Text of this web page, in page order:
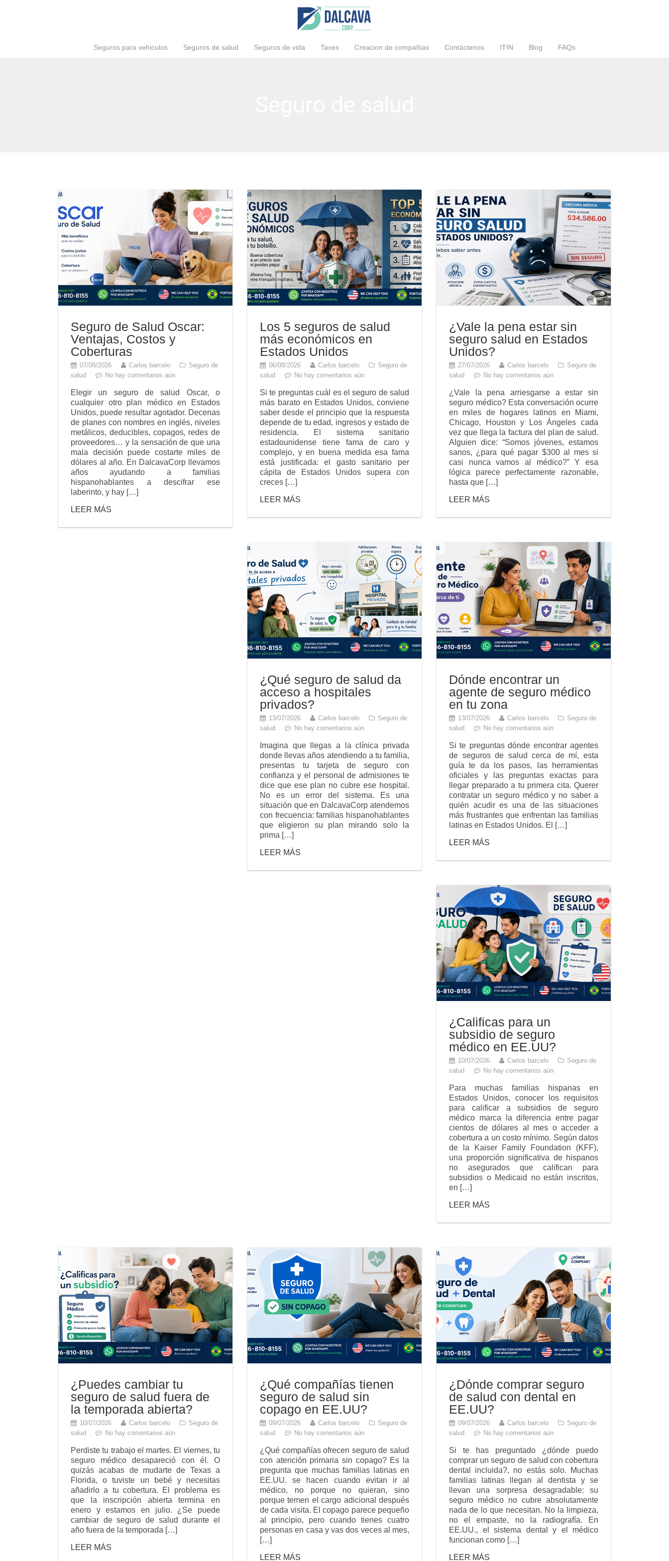
Seguros para vehiculos Seguros de salud Seguros de vida Taxes Creacion de compañias Contáctenos ITIN Blog FAQs
Seguro de Salud Oscar:
Ventajas, Costos y
Coberturas
07/08/2026 Carlos barcelo
Seguro de
salud
No hay comentarios aún
Elegir un seguro de salud Oscar, o
cualquier otro plan médico en Estados
Unidos, puede resultar agotador. Decenas
de planes con nombres en inglés, niveles
metálicos, deducibles, copagos, redes de
proveedores… y la sensación de que una
mala decisión puede costarte miles de
dólares al año. En DalcavaCorp llevamos
años ayudando a familias
hispanohablantes a descifrar ese
laberinto, y hay […]
LEER MÁS
Los 5 seguros de salud
más económicos en
Estados Unidos
06/08/2026 Carlos barcelo
Seguro de
salud
No hay comentarios aún
Si te preguntas cuál es el seguro de salud
más barato en Estados Unidos, conviene
saber desde el principio que la respuesta
depende de tu edad, ingresos y estado de
residencia. El sistema sanitario
estadounidense tiene fama de caro y
complejo, y en buena medida esa fama
está justificada: el gasto sanitario per
cápita de Estados Unidos supera con
creces […]
LEER MÁS
¿Vale la pena estar sin
seguro salud en Estados
Unidos?
27/07/2026 Carlos barcelo
Seguro de
salud
No hay comentarios aún
¿Vale la pena arriesgarse a estar sin
seguro médico? Esta conversación ocurre
en miles de hogares latinos en Miami,
Chicago, Houston y Los Ángeles cada
vez que llega la factura del plan de salud.
Alguien dice: “Somos jóvenes, estamos
sanos, ¿para qué pagar $300 al mes si
casi nunca vamos al médico?” Y esa
lógica parece perfectamente razonable,
hasta que […]
LEER MÁS
¿Qué seguro de salud da
acceso a hospitales
privados?
13/07/2026 Carlos barcelo
Seguro de
salud
No hay comentarios aún
Imagina que llegas a la clínica privada
donde llevas años atendiendo a tu familia,
presentas tu tarjeta de seguro con
confianza y el personal de admisiones te
dice que ese plan no cubre ese hospital.
No es un error del sistema. Es una
situación que en DalcavaCorp atendemos
con frecuencia: familias hispanohablantes
que eligieron su plan mirando solo la
prima […]
LEER MÁS
Dónde encontrar un
agente de seguro médico
en tu zona
13/07/2026 Carlos barcelo
Seguro de
salud
No hay comentarios aún
Si te preguntas dónde encontrar agentes
de seguros de salud cerca de mí, esta
guía te da los pasos, las herramientas
oficiales y las preguntas exactas para
llegar preparado a tu primera cita. Querer
contratar un seguro médico y no saber a
quién acudir es una de las situaciones
más frustrantes que enfrentan las familias
latinas en Estados Unidos. El […]
LEER MÁS
¿Calificas para un
subsidio de seguro
médico en EE.UU?
10/07/2026 Carlos barcelo
Seguro de
salud
No hay comentarios aún
Para muchas familias hispanas en
Estados Unidos, conocer los requisitos
para calificar a subsidios de seguro
médico marca la diferencia entre pagar
cientos de dólares al mes o acceder a
cobertura a un costo mínimo. Según datos
de la Kaiser Family Foundation (KFF),
una proporción significativa de hispanos
no asegurados que califican para
subsidios o Medicaid no están inscritos,
en […]
LEER MÁS
¿Puedes cambiar tu
seguro de salud fuera de
la temporada abierta?
10/07/2026 Carlos barcelo
Seguro de
salud
No hay comentarios aún
Perdiste tu trabajo el martes. El viernes, tu
seguro médico desapareció con él. O
quizás acabas de mudarte de Texas a
Florida, o tuviste un bebé y necesitas
añadirlo a tu cobertura. El problema es
que la inscripción abierta termina en
enero y estamos en julio. ¿Se puede
cambiar de seguro de salud durante el
año fuera de la temporada […]
LEER MÁS
¿Qué compañías tienen
seguro de salud sin
copago en EE.UU?
09/07/2026 Carlos barcelo
Seguro de
salud
No hay comentarios aún
¿Qué compañías ofrecen seguro de salud
con atención primaria sin copago? Es la
pregunta que muchas familias latinas en
EE.UU. se hacen cuando evitan ir al
médico, no porque no quieran, sino
porque temen el cargo adicional después
de cada visita. El copago parece pequeño
al principio, pero cuando tienes cuatro
personas en casa y vas dos veces al mes,
[…]
LEER MÁS
¿Dónde comprar seguro
de salud con dental en
EE.UU?
09/07/2026 Carlos barcelo
Seguro de
salud
No hay comentarios aún
Si te has preguntado ¿dónde puedo
comprar un seguro de salud con cobertura
dental incluida?, no estás solo. Muchas
familias latinas llegan al dentista y se
llevan una sorpresa desagradable: su
seguro médico no cubre absolutamente
nada de lo que necesitan. No la limpieza,
no el empaste, no la radiografía. En
EE.UU., el sistema dental y el médico
funcionan como […]
LEER MÁS